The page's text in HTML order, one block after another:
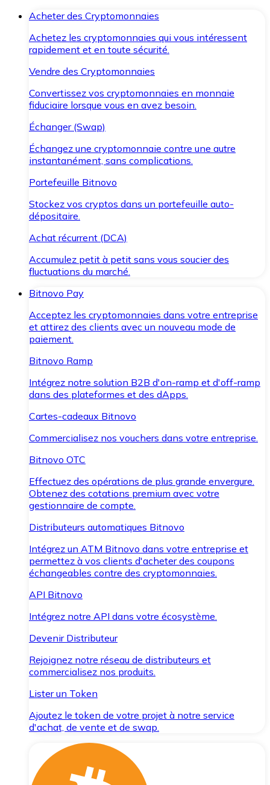
Acheter des Cryptomonnaies
Achetez les cryptomonnaies qui vous intéressent
rapidement et en toute sécurité.
Vendre des Cryptomonnaies
Convertissez vos cryptomonnaies en monnaie
fiduciaire lorsque vous en avez besoin.
Échanger (Swap)
Échangez une cryptomonnaie contre une autre
instantanément, sans complications.
Portefeuille Bitnovo
Stockez vos cryptos dans un portefeuille auto-
dépositaire.
Achat récurrent (DCA)
Accumulez petit à petit sans vous soucier des
fluctuations du marché.
Bitnovo Pay
Acceptez les cryptomonnaies dans votre entreprise
et attirez des clients avec un nouveau mode de
paiement.
Bitnovo Ramp
Intégrez notre solution B2B d'on-ramp et d'off-ramp
dans des plateformes et des dApps.
Cartes-cadeaux Bitnovo
Commercialisez nos vouchers dans votre entreprise.
Bitnovo OTC
Effectuez des opérations de plus grande envergure.
Obtenez des cotations premium avec votre
gestionnaire de compte.
Distributeurs automatiques Bitnovo
Intégrez un ATM Bitnovo dans votre entreprise et
permettez à vos clients d'acheter des coupons
échangeables contre des cryptomonnaies.
API Bitnovo
Intégrez notre API dans votre écosystème.
Devenir Distributeur
Rejoignez notre réseau de distributeurs et
commercialisez nos produits.
Lister un Token
Ajoutez le token de votre projet à notre service
d'achat, de vente et de swap.